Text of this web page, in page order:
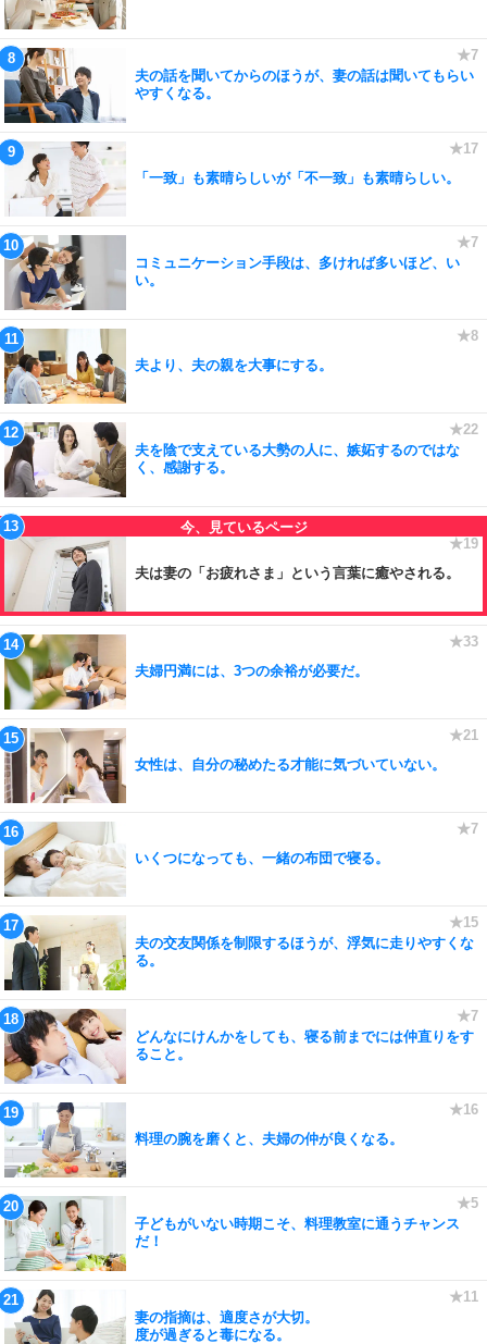
夫の話を聞いてからのほうが、妻の話は聞いてもらい
やすくなる。
「一致」も素晴らしいが「不一致」も素晴らしい。
コミュニケーション手段は、多ければ多いほど、い
い。
夫より、夫の親を大事にする。
夫を陰で支えている大勢の人に、嫉妬するのではな
く、感謝する。
夫は妻の「お疲れさま」という言葉に癒やされる。
夫婦円満には、3つの余裕が必要だ。
女性は、自分の秘めたる才能に気づいていない。
いくつになっても、一緒の布団で寝る。
夫の交友関係を制限するほうが、浮気に走りやすくな
る。
どんなにけんかをしても、寝る前までには仲直りをす
ること。
料理の腕を磨くと、夫婦の仲が良くなる。
子どもがいない時期こそ、料理教室に通うチャンス
だ！
妻の指摘は、適度さが大切。
度が過ぎると毒になる。